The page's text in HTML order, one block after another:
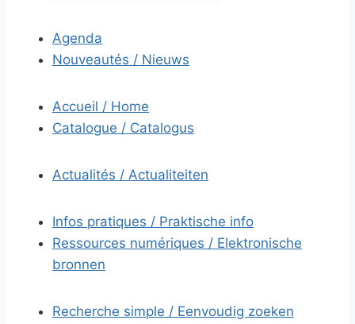
Agenda
Nouveautés / Nieuws
Accueil / Home
Catalogue / Catalogus
Actualités / Actualiteiten
Infos pratiques / Praktische info
Ressources numériques / Elektronische
bronnen
Recherche simple / Eenvoudig zoeken